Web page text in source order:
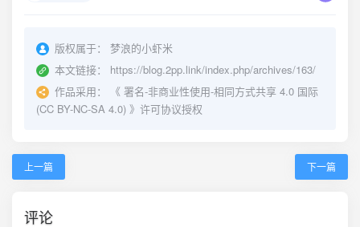
版权属于：
梦浪的小虾米
本文链接：
https://blog.2pp.link/index.php/archives/163/
作品采用：
《 署名-非商业性使用-相同方式共享 4.0 国际
(CC BY-NC-SA 4.0) 》许可协议授权
上一篇 下一篇
评论